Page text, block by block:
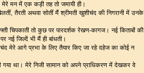
मन में एक कड़ी तह तो जमायी ही।
तैरती अथवा सोतीं मैं श्रीमती खुशीचंद की निगरानी में उनके
चिपकाती तो कुछ पर पारदर्शक रेखण-कागज। नई किताबों की
नई जिल्दें भी मैं ही बांधती।
मेरे आगे प्रभा के लिए तैयार किए जा रहे दहेज का कोई न
था। मेरे निजी सामान को अपने प्राधिकरण में देखकर वे